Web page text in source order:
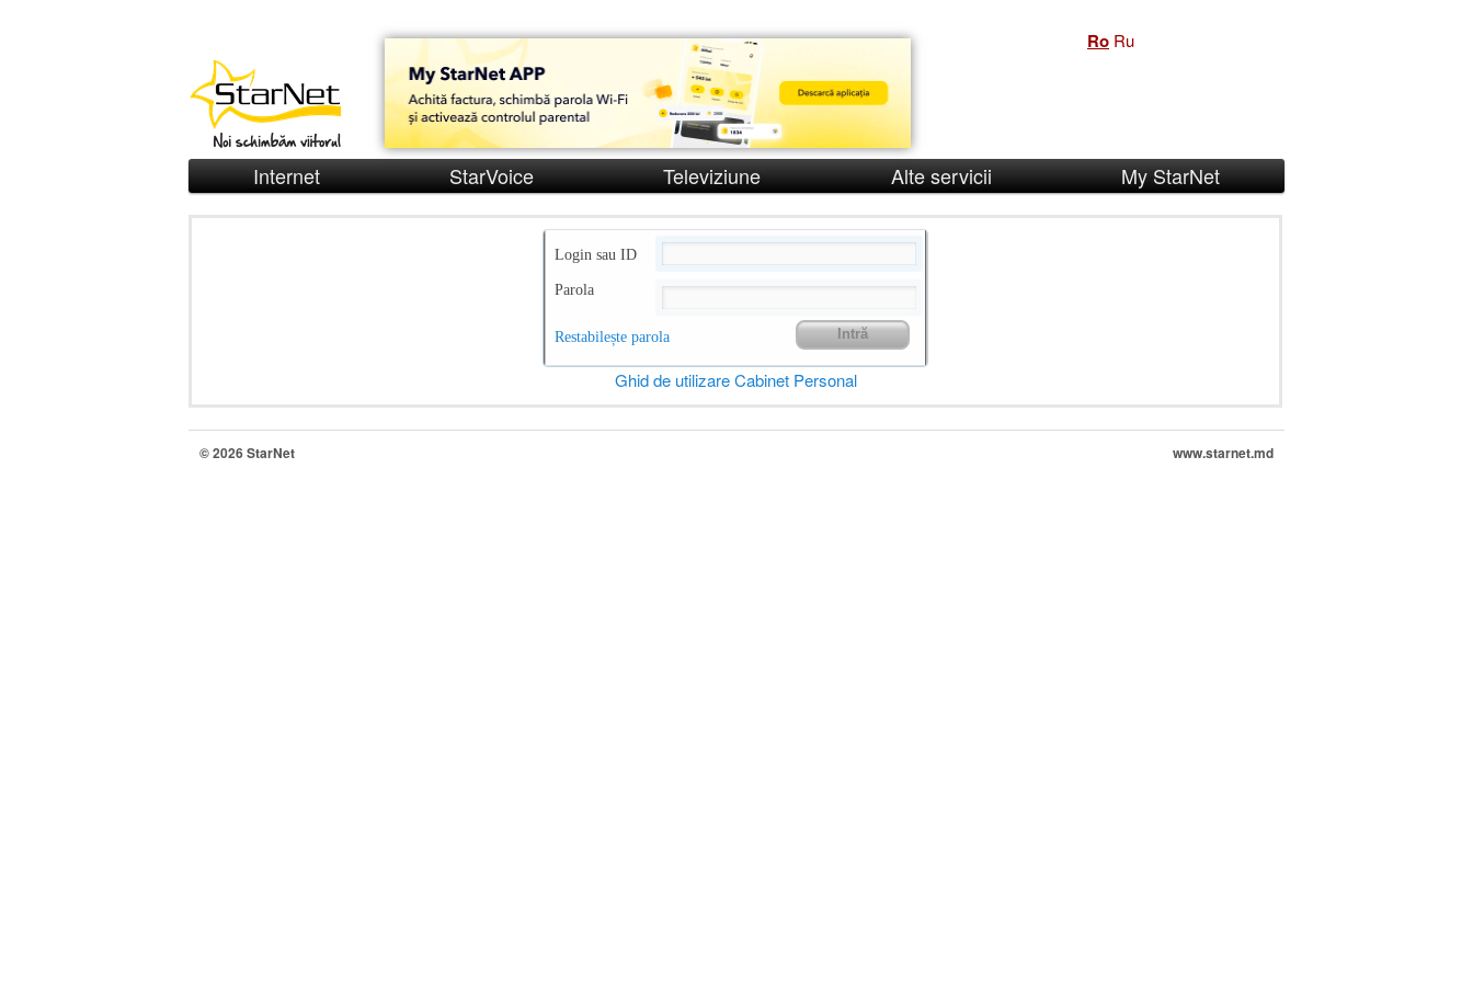
Ro Ru
Internet StarVoice Televiziune Alte servicii My StarNet
Login sau ID
Parola
Restabilește parola
Ghid de utilizare Cabinet Personal
© 2026 StarNet www.starnet.md